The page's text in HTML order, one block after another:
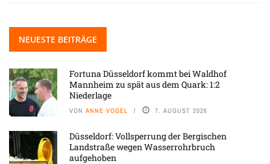
NEUESTE BEITRÄGE
Fortuna Düsseldorf kommt bei Waldhof
Mannheim zu spät aus dem Quark: 1:2
Niederlage
VON ANNE VOGEL 7. AUGUST 2026
Düsseldorf: Vollsperrung der Bergischen
Landstraße wegen Wasserrohrbruch
aufgehoben